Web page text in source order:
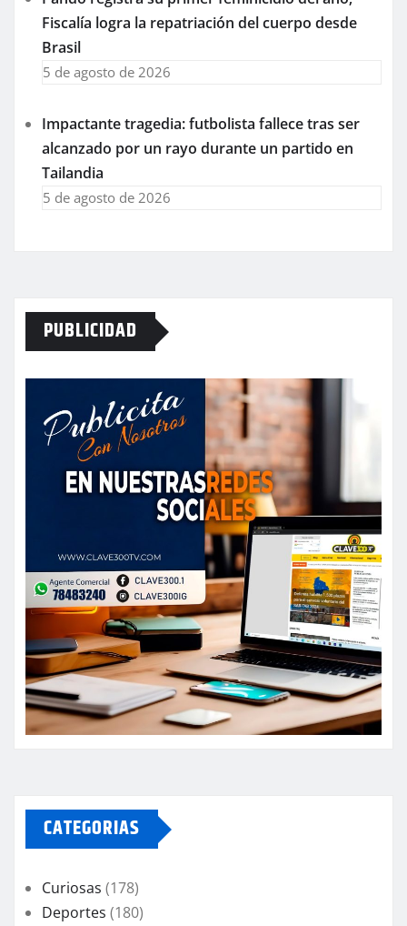
Fiscalía logra la repatriación del cuerpo desde
Brasil
5 de agosto de 2026
Impactante tragedia: futbolista fallece tras ser
alcanzado por un rayo durante un partido en
Tailandia
5 de agosto de 2026
PUBLICIDAD
CATEGORIAS
Curiosas (178)
Deportes (180)